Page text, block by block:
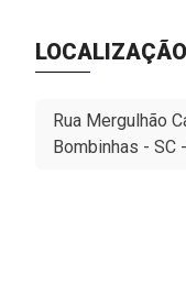
LOCALIZAÇÃO
Rua Mergulhão
Bombinhas - SC